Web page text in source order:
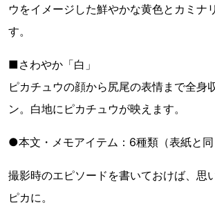
ウをイメージした鮮やかな黄色とカミナ
す。
■さわやか「白」
ピカチュウの顔から尻尾の表情まで全身
ン。白地にピカチュウが映えます。
●本文・メモアイテム：6種類（表紙と同
撮影時のエピソードを書いておけば、思
ピカに。